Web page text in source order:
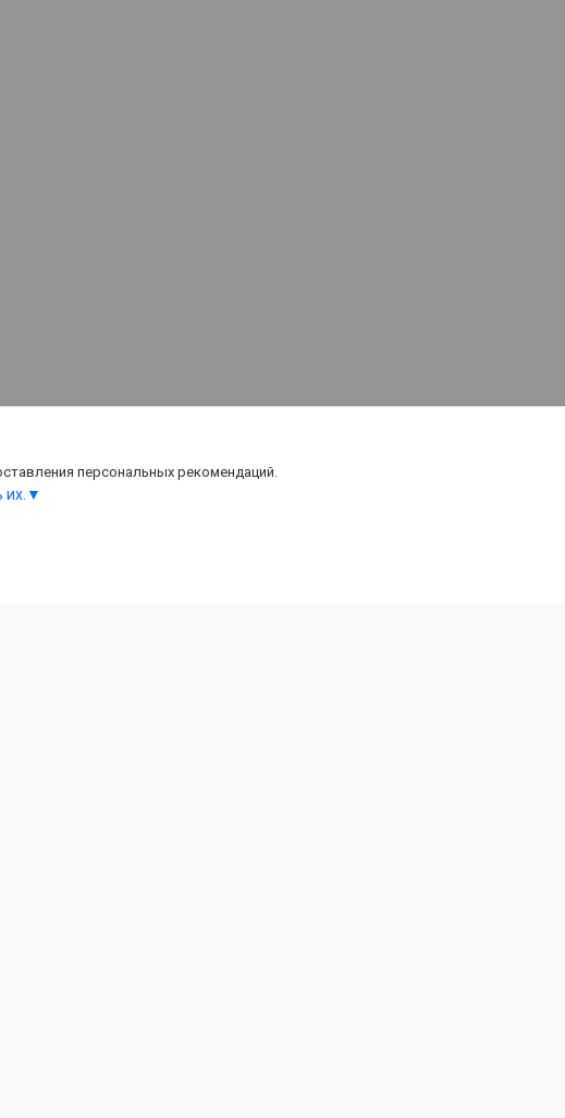
персональных рекомендаций.